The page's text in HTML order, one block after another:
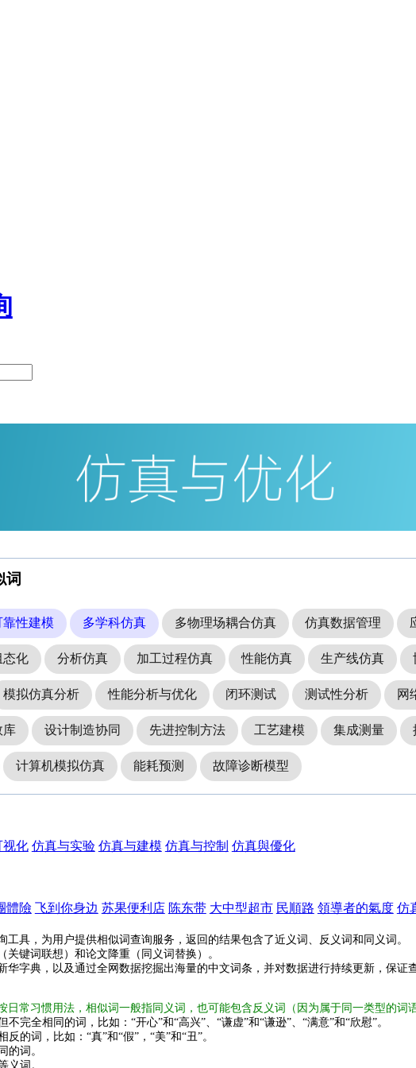
词
靠性建模 多学科仿真 多物理场耦合仿真 仿真数据管理
态化 分析仿真 加工过程仿真 性能仿真 生产线仿真
模拟仿真分析 性能分析与优化 闭环测试 测试性分析 网
库 设计制造协同 先进控制方法 工艺建模 集成测量
计算机模拟仿真 能耗预测 故障诊断模型
视化 仿真与实验 仿真与建模 仿真与控制 仿真與優化
體險 飞到你身边 苏果便利店 陈东带 大中型超市 民順路 領導者的氣度 仿
工具，为用户提供相似词查询服务，返回的结果包含了近义词、反义词和同义词。
关键词联想）和论文降重（同义词替换）。
华字典，以及通过全网数据挖掘出海量的中文词条，并对数据进行持续更新，保证
日常习惯用法，相似词一般指同义词，也可能包含反义词（因为属于同一类型的词语
完全相同的词，比如：“开心”和“高兴”、“谦虚”和“谦逊”、“满意”和“欣慰”。
的词，比如：“真”和“假”，“美”和“丑”。
的词。
义词。